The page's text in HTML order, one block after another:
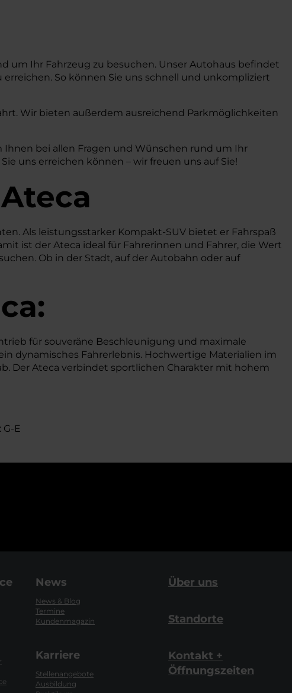
um Ihr Fahrzeug zu besuchen. Unser Autohaus befindet
So können Sie uns schnell und unkompliziert
Wir bieten außerdem ausreichend Parkmöglichkeiten
bei allen Fragen und Wünschen rund um Ihr
uns erreichen können – wir freuen uns auf Sie!
Als leistungsstarker Kompakt-SUV bietet er Fahrspaß
ist der Ateca ideal für Fahrerinnen und Fahrer, die Wert
Ob in der Stadt, auf der Autobahn oder auf
für souveräne Beschleunigung und maximale
dynamisches Fahrerlebnis. Hochwertige Materialien im
Der Ateca verbindet sportlichen Charakter mit hohem
G-E
News
News & Blog
Termine
Kundenmagazin
Karriere
Stellenangebote
Ausbildung
Über uns
Standorte
Kontakt +
Öffnungszeiten